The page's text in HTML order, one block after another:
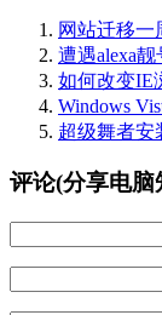
网站迁移一
遭遇alexa靓
如何改变IE
Windows
超级舞者安
评论(分享电